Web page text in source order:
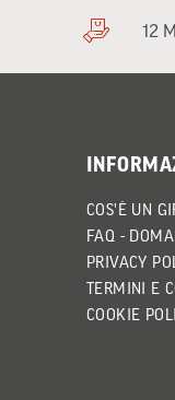
12
COS'È UN
FAQ -
PRIVACY
TERMINI E
COOKIE